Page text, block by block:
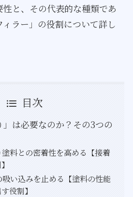
と、その代表的な種類であ
ラー」の役割について詳し
目次
」は必要なのか？その3つの
料との密着性を高める【接着
い込みを止める【塗料の性能
役割】